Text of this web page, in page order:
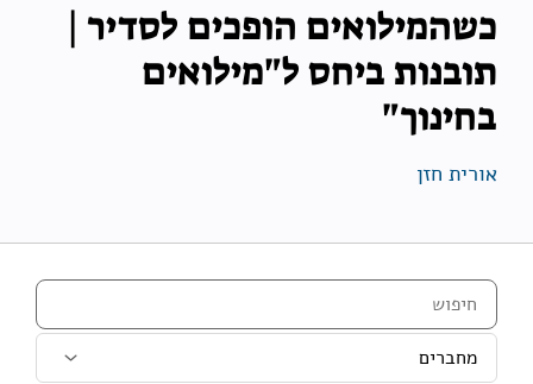
כשהמילואים הופכים לסדיר |
תובנות ביחס ל"מילואים
בחינוך"
אורית חזן